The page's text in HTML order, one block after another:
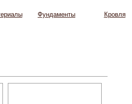
Фундаменты Кровля